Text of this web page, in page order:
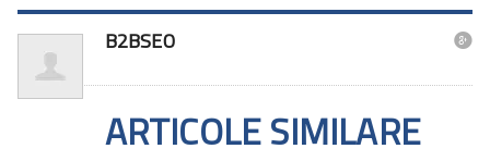
B2BSEO 
ARTICOLE SIMILARE